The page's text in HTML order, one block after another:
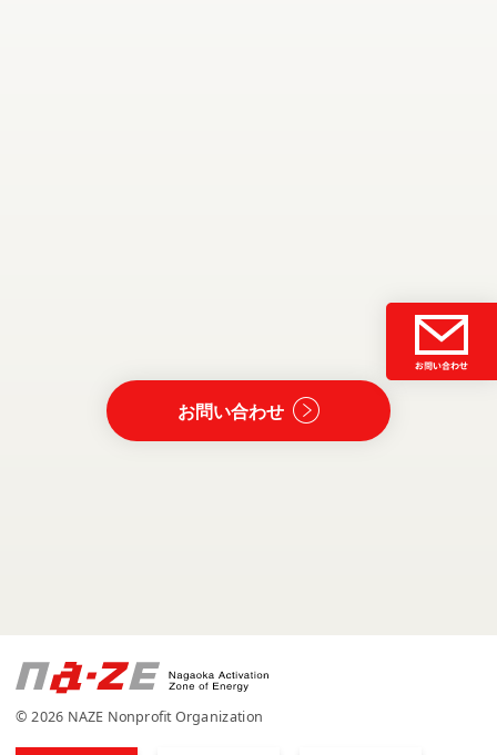
お問い合わせ
© 2026 NAZE Nonprofit Organization